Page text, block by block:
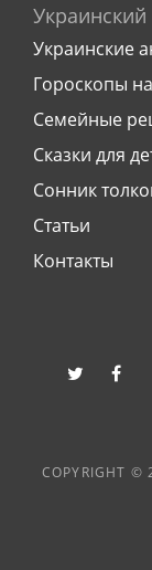
Украинские
Гороскопы
Семейные
Сказки для
Сонник
Статьи
Контакты
twitter
COPYRIGHT ©